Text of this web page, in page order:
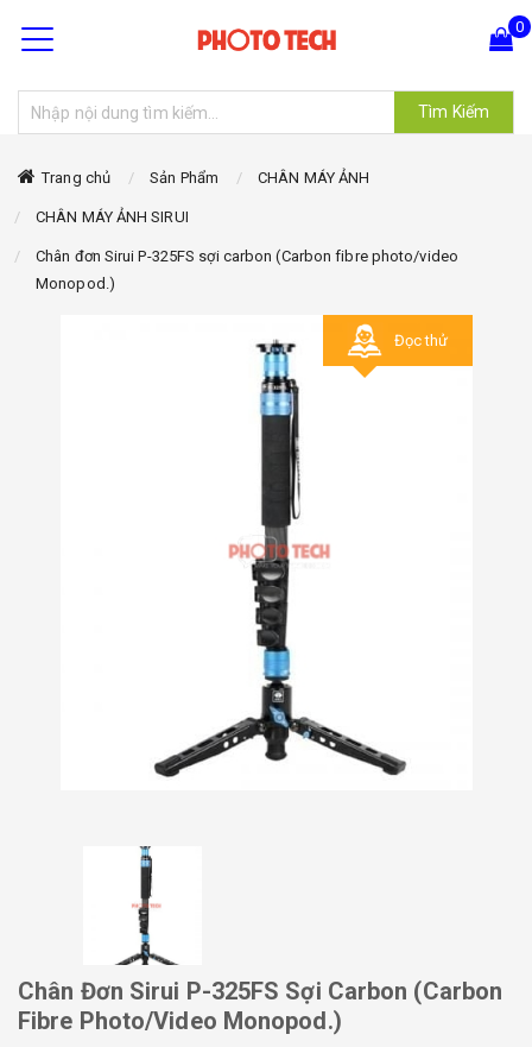
Tìm Kiếm
0
Trang chủ Sản Phẩm CHÂN MÁY ẢNH
CHÂN MÁY ẢNH SIRUI
Chân đơn Sirui P-325FS sợi carbon (Carbon fibre photo/video
Monopod.)
Đọc thử
Chân Đơn Sirui P-325FS Sợi Carbon (Carbon
Fibre Photo/video Monopod.)